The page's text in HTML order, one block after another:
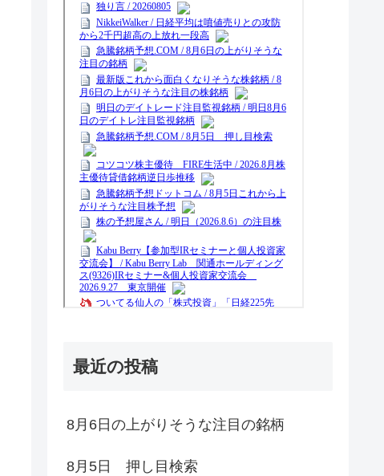
最近の投稿
8月6日の上がりそうな注目の銘柄
8月5日 押し目検索